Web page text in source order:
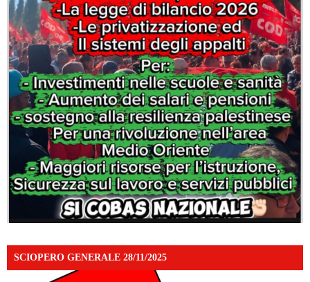
SCIOPERO GENERALE 28/11/2025